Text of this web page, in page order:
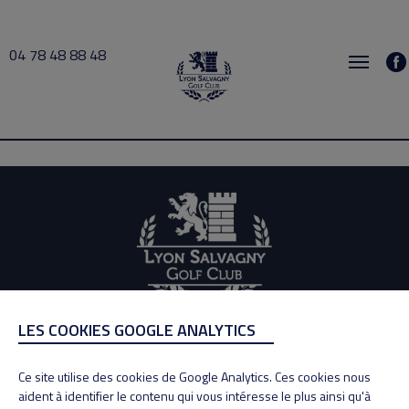
04 78 48 88 48
Déjeuner 2020-10-24 12:30 → 2020-10-24 13:00
ADRESSE
69890 La Tour de Salvagny
Tél : 04 78 48 88 48
LES COOKIES GOOGLE ANALYTICS
Ce site utilise des cookies de Google Analytics. Ces cookies nous
aident à identifier le contenu qui vous intéresse le plus ainsi qu'à